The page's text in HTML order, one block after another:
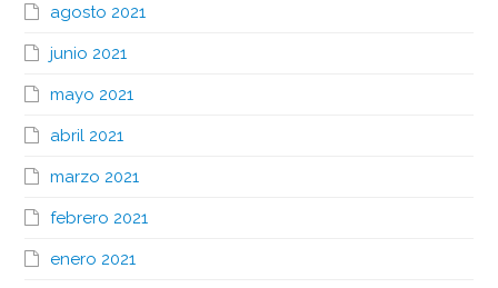
agosto 2021
junio 2021
mayo 2021
abril 2021
marzo 2021
febrero 2021
enero 2021